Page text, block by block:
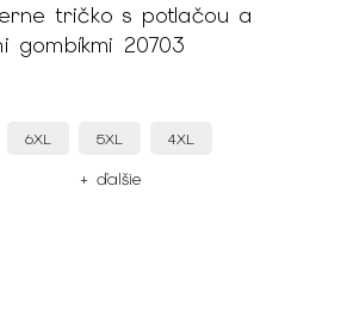
tričko s potlačou a
gombíkmi 20703
6XL 5XL 4XL
+ ďalšie